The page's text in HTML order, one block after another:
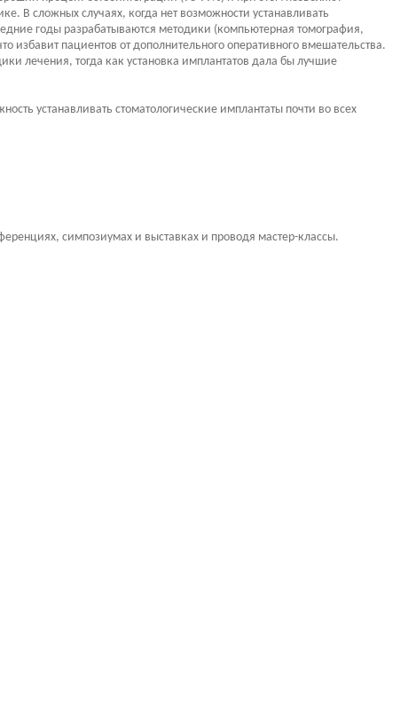
В сложных случаях, когда нет возможности устанавливать
годы разрабатываются методики (компьютерная томография,
избавит пациентов от дополнительного оперативного вмешательства.
лечения, тогда как установка имплантатов дала бы лучшие
устанавливать стоматологические имплантаты почти во всех
симпозиумах и выставках и проводя мастер-классы.